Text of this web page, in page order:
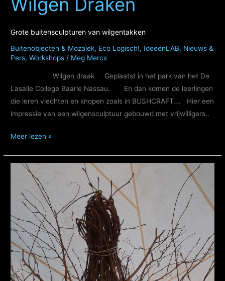
nieuwe
evoluerende
vorm
Wilgen Draken
Grote buitensculpturen van wilgentakken
Buitenobjecten & Mozaïek, Eco Logisch!, IdeeënLAB, Nieuws &
Pers,Workshops / Meg Mercx
Wilgen draak Geplaatst in het park van het De
Lasalle College Baarle Nassau. En dan komen de leerlingen
die leren vlechten en knopen zoals in BUSHCRAFT…. Hier een
impressie van een wilgensculptuur gebouwd met vrijwilligers..
Wilgen
Grote
buitensculpturen
wilgentakken
Meer lezen »